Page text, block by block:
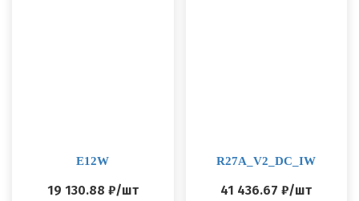
E12W
19 130.88 ₽/шт
R27A_V2_DC_IW
41 436.67 ₽/шт